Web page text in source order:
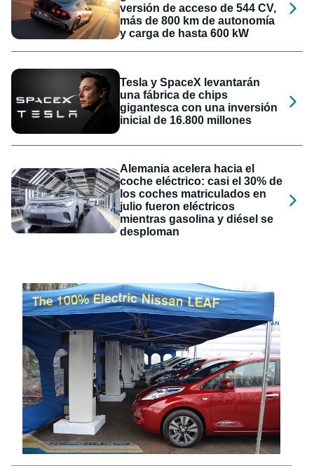
versión de acceso de 544 CV,
más de 800 km de autonomía
y carga de hasta 600 kW
Tesla y SpaceX levantarán
una fábrica de chips
gigantesca con una inversión
inicial de 16.800 millones
Alemania acelera hacia el
coche eléctrico: casi el 30% de
los coches matriculados en
julio fueron eléctricos
mientras gasolina y diésel se
desploman